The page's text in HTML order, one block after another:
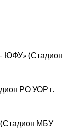
– ЮФУ» (Стадион
РО УОР г.
(Стадион МБУ